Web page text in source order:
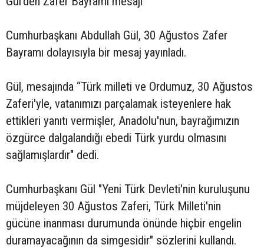
Cumhurbaşkanı Abdullah Gül, 30 Ağustos Zafer
Bayramı dolayısıyla bir mesaj yayınladı.
Gül, mesajında “Türk milleti ve Ordumuz, 30 Ağustos
Zaferi'yle, vatanımızı parçalamak isteyenlere hak
ettikleri yanıtı vermişler, Anadolu'nun, bayrağımızın
özgürce dalgalandığı ebedi Türk yurdu olmasını
sağlamışlardır" dedi.
Cumhurbaşkanı Gül "Yeni Türk Devleti'nin kuruluşunu
müjdeleyen 30 Ağustos Zaferi, Türk Milleti'nin
gücüne inanması durumunda önünde hiçbir engelin
duramayacağının da simgesidir" sözlerini kullandı.